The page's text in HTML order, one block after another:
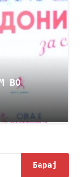
ВО
Барај